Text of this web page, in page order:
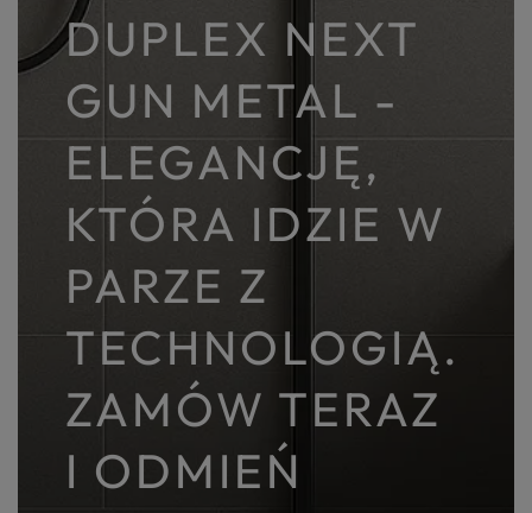
DUPLEX NEXT
GUN METAL -
ELEGANCJĘ,
KTÓRA IDZIE W
PARZE Z
TECHNOLOGIĄ.
ZAMÓW TERAZ
I ODMIEŃ